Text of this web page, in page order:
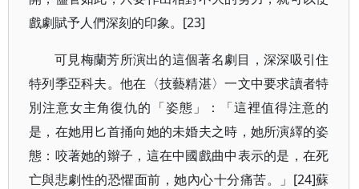
戲劇賦予人們深刻的印象。[23]
可見梅蘭芳所演出的這個著名劇目，深深吸引住
特列季亞科夫。他在〈技藝精湛〉一文中要求讀者特
別注意女主角復仇的「姿態」：「這裡值得注意的
是，在她用匕首捅向她的未婚夫之時，她所演繹的姿
態：咬著她的辮子，這在中國戲曲中表示的是，在死
亡與悲劇性的恐懼面前，她內心十分痛苦。」[24]蘇